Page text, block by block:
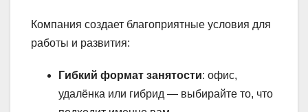
Компания создает благоприятные условия для
работы и развития:
Гибкий формат занятости: офис,
удалёнка или гибрид — выбирайте то, что